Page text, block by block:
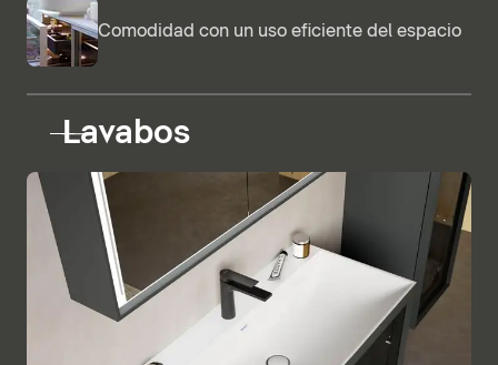
Comodidad con un uso eficiente del espacio
Lavabos